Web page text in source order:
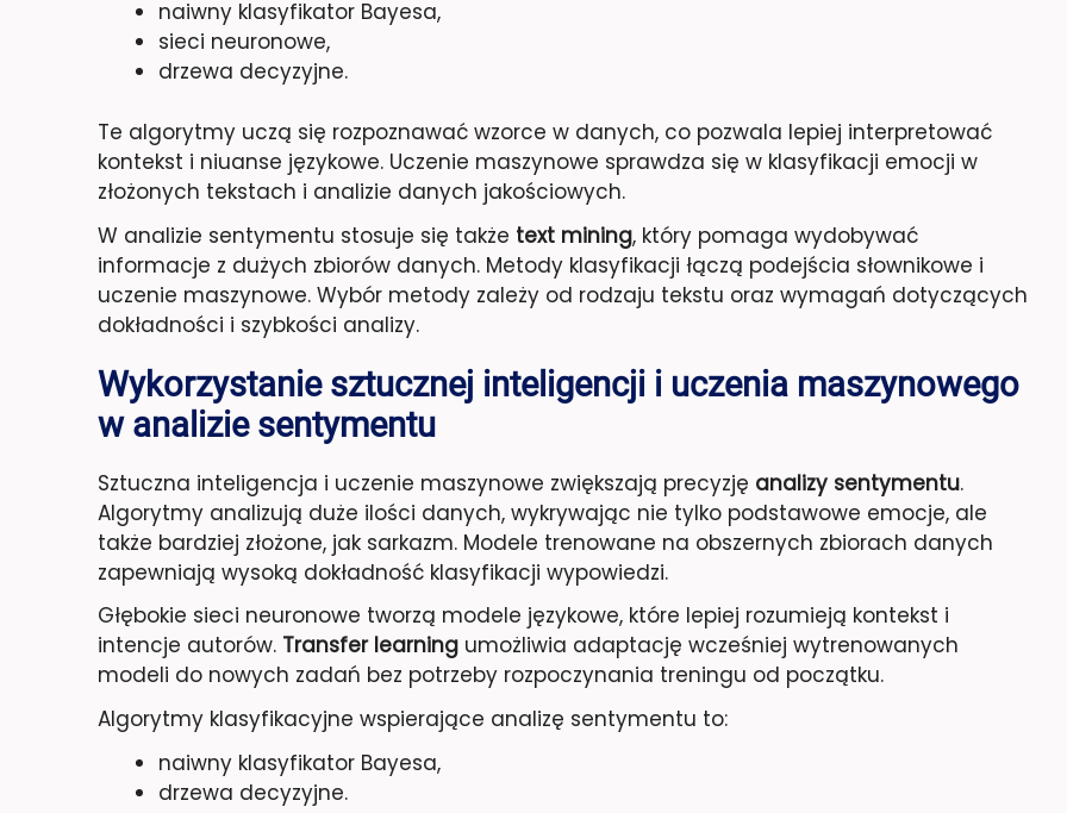
naiwny klasyfikator Bayesa,
sieci neuronowe,
drzewa decyzyjne.
Te algorytmy uczą się rozpoznawać wzorce w danych, co pozwala lepiej interpretować
kontekst i niuanse językowe. Uczenie maszynowe sprawdza się w klasyfikacji emocji w
złożonych tekstach i analizie danych jakościowych.
W analizie sentymentu stosuje się także text mining, który pomaga wydobywać
informacje z dużych zbiorów danych. Metody klasyfikacji łączą podejścia słownikowe i
uczenie maszynowe. Wybór metody zależy od rodzaju tekstu oraz wymagań dotyczących
dokładności i szybkości analizy.
Wykorzystanie sztucznej inteligencji i uczenia maszynowego
w analizie sentymentu
Sztuczna inteligencja i uczenie maszynowe zwiększają precyzję analizy sentymentu.
Algorytmy analizują duże ilości danych, wykrywając nie tylko podstawowe emocje, ale
także bardziej złożone, jak sarkazm. Modele trenowane na obszernych zbiorach danych
zapewniają wysoką dokładność klasyfikacji wypowiedzi.
Głębokie sieci neuronowe tworzą modele językowe, które lepiej rozumieją kontekst i
intencje autorów. Transfer learning umożliwia adaptację wcześniej wytrenowanych
modeli do nowych zadań bez potrzeby rozpoczynania treningu od początku.
Algorytmy klasyfikacyjne wspierające analizę sentymentu to:
naiwny klasyfikator Bayesa,
drzewa decyzyjne.